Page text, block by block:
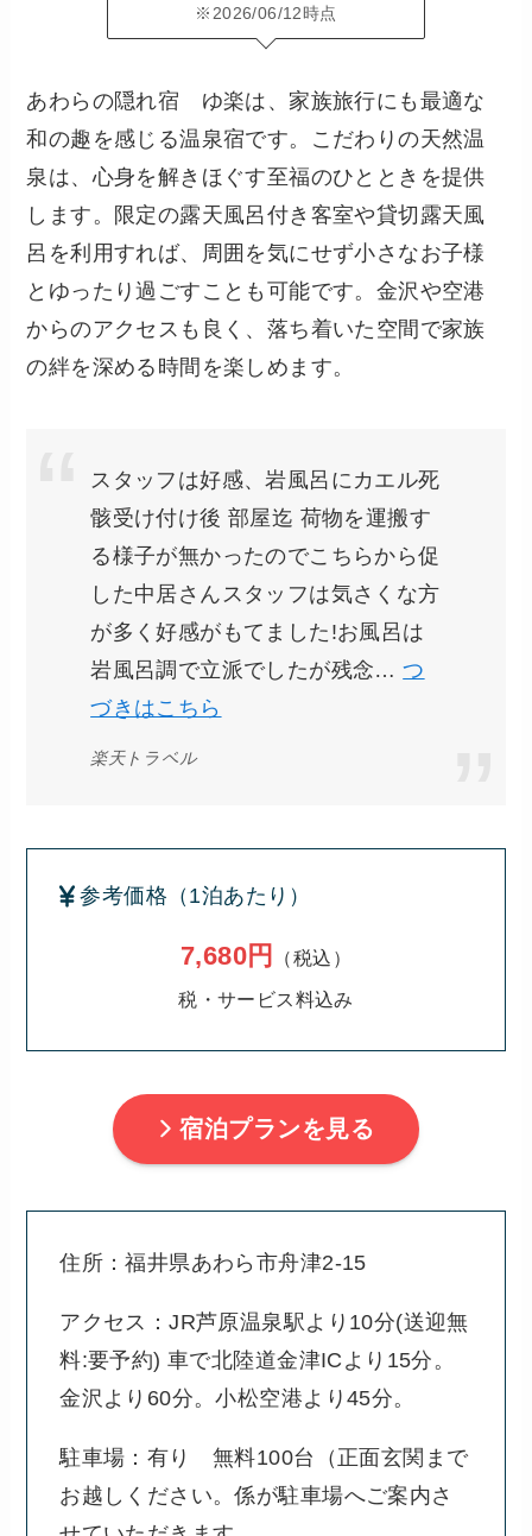
※2026/06/12時点
あわらの隠れ宿 ゆ楽は、家族旅行にも最適な
和の趣を感じる温泉宿です。こだわりの天然温
泉は、心身を解きほぐす至福のひとときを提供
します。限定の露天風呂付き客室や貸切露天風
呂を利用すれば、周囲を気にせず小さなお子様
とゆったり過ごすことも可能です。金沢や空港
からのアクセスも良く、落ち着いた空間で家族
の絆を深める時間を楽しめます。
スタッフは好感、岩風呂にカエル死
骸受け付け後 部屋迄 荷物を運搬す
る様子が無かったのでこちらから促
した中居さんスタッフは気さくな方
が多く好感がもてました!お風呂は
岩風呂調で立派でしたが残念…つ
づきはこちら
楽天トラベル
参考価格（1泊あたり）
7,680円
（税込）
税・サービス料込み
宿泊プランを見る
住所：福井県あわら市舟津2-15
アクセス：JR芦原温泉駅より10分(送迎無
料:要予約) 車で北陸道金津ICより15分。
金沢より60分。小松空港より45分。
駐車場：有り 無料100台（正面玄関まで
お越しください。係が駐車場へご案内さ